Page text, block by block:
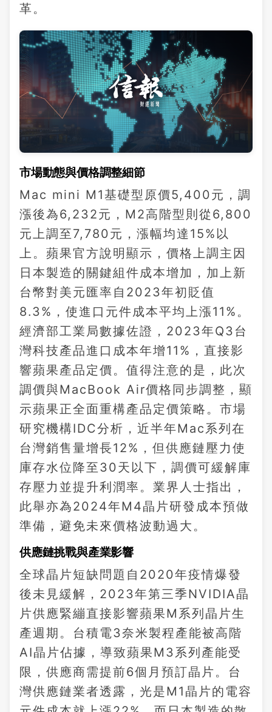
革。
市場動態與價格調整細節
Mac mini M1基礎型原價5,400元，調
漲後為6,232元，M2高階型則從6,800
元上調至7,780元，漲幅均達15%以
上。蘋果官方說明顯示，價格上調主因
日本製造的關鍵組件成本增加，加上新
台幣對美元匯率自2023年初貶值
8.3%，使進口元件成本平均上漲11%。
經濟部工業局數據佐證，2023年Q3台
灣科技產品進口成本年增11%，直接影
響蘋果產品定價。值得注意的是，此次
調價與MacBook Air價格同步調整，顯
示蘋果正全面重構產品定價策略。市場
研究機構IDC分析，近半年Mac系列在
台灣銷售量增長12%，但供應鏈壓力使
庫存水位降至30天以下，調價可緩解庫
存壓力並提升利潤率。業界人士指出，
此舉亦為2024年M4晶片研發成本預做
準備，避免未來價格波動過大。
供應鏈挑戰與產業影響
全球晶片短缺問題自2020年疫情爆發
後未見緩解，2023年第三季NVIDIA晶
片供應緊繃直接影響蘋果M系列晶片生
產週期。台積電3奈米製程產能被高階
AI晶片佔據，導致蘋果M3系列產能受
限，供應商需提前6個月預訂晶片。台
灣供應鏈業者透露，光是M1晶片的電容